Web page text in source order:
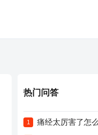
热门问答
1 痛经太厉害了怎